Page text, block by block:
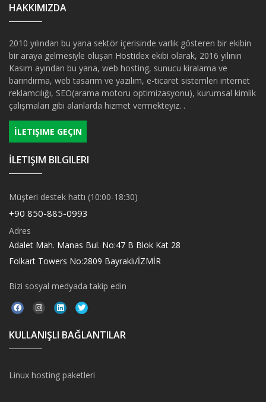
HAKKIMIZDA
2010 yılından bu yana sektör içerisinde varlık gösteren bir ekibin
bir araya gelmesiyle oluşan Hostidex ekibi olarak, 2016 yılının
Kasım ayından bu yana, web hosting, sunucu kiralama ve
barındırma, web tasarım ve yazılım, e-ticaret sistemleri internet
reklamcılığı, SEO(arama motoru optimizasyonu), kurumsal kimlik
çalışmaları gibi alanlarda hizmet vermekteyiz. .
İLETIŞIME GEÇIN
İLETIŞIM BILGILERI
Müşteri destek hattı (10:00-18:30)
+90 850-885-0993
Adres
Adalet Mah. Manas Bul. No:47 B Blok Kat 28
Folkart Towers No:2809 Bayraklı/İZMİR
Bizi sosyal medyada takip edin
KULLANIŞLI BAĞLANTILAR
Linux hosting paketleri